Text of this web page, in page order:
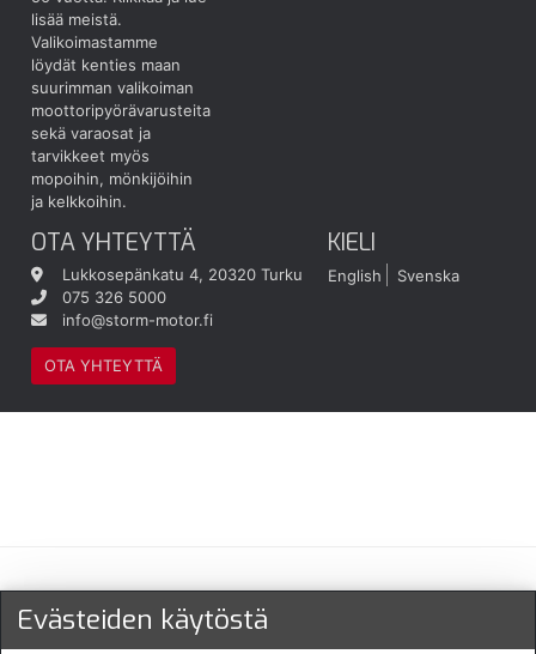
lisää meistä.
Valikoimastamme
löydät kenties maan
suurimman valikoiman
moottoripyörävarusteita
sekä varaosat ja
tarvikkeet myös
mopoihin, mönkijöihin
ja kelkkoihin.
OTA YHTEYTTÄ
Lukkosepänkatu 4, 20320 Turku
075 326 5000
info@storm-motor.fi
OTA YHTEYTTÄ
KIELI
English Svenska
Maksu- ja toimitustavat
Evästeiden käytöstä